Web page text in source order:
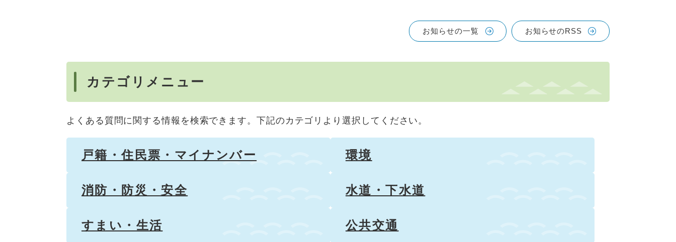
お知らせの一覧 お知らせのRSS
カテゴリメニュー
よくある質問に関する情報を検索できます。下記のカテゴリより選択してください。
戸籍・住民票・マイナンバー 環境
消防・防災・安全 水道・下水道
すまい・生活 公共交通